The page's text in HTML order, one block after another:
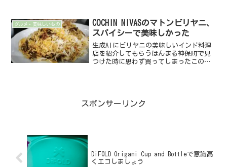
な生姜を使った生姜湯を手軽に飲めるよ
うに粉...
グルメ・美味しいもの
COCHIN NIVASのマトンビリヤニ、
スパイシーで美味しかった
生成AIにビリヤニの美味しいインド料理
店を紹介してもらうほんまる神保町で見
つけた時に思わず買ってしまったこの一
スポンサーリンク
DiFOLD Origami Cup and Bottleで意識高
くエコしましょう